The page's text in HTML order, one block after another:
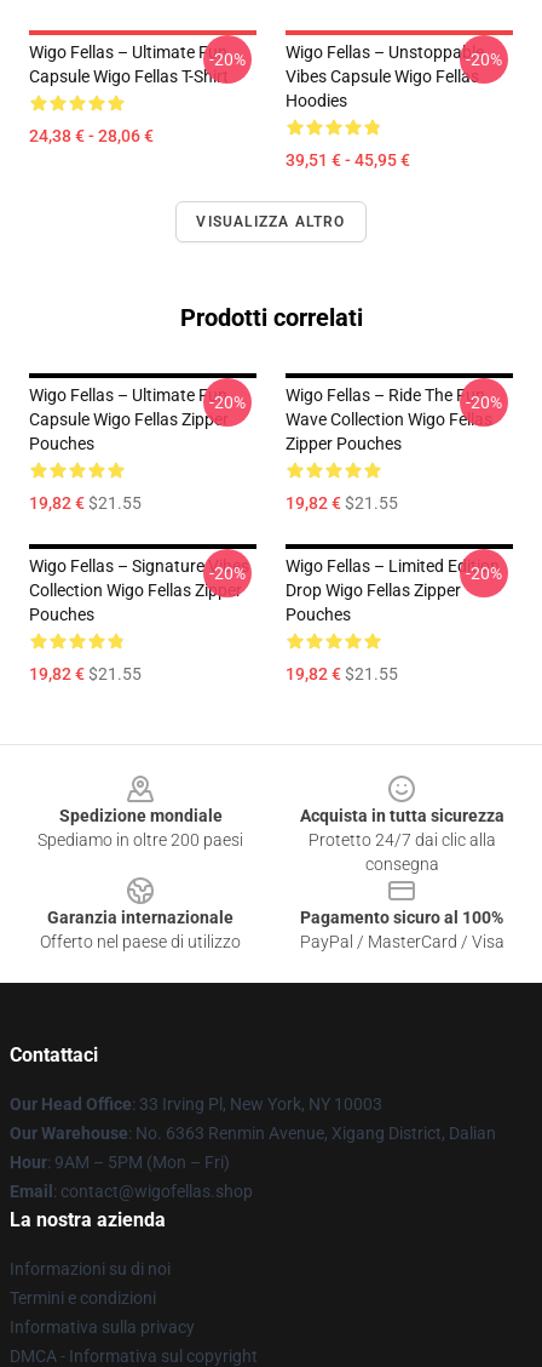
Wigo Fellas – Ultimate Fun
Capsule Wigo Fellas T-Shirt
24,38 € - 28,06 €
-20%
Wigo Fellas – Unstoppable
Vibes Capsule Wigo Fellas
Hoodies
39,51 € - 45,95 €
-20%
VISUALIZZA ALTRO
Prodotti correlati
Wigo Fellas – Ultimate Fun
Capsule Wigo Fellas Zipper
Pouches
19,82 €$21.55
-20%
Wigo Fellas – Ride The Fun
Wave Collection Wigo Fellas
Zipper Pouches
19,82 €$21.55
-20%
Wigo Fellas – Signature Vibes
Collection Wigo Fellas Zipper
Pouches
19,82 €$21.55
-20%
Wigo Fellas – Limited Edition
Drop Wigo Fellas Zipper
Pouches
19,82 €$21.55
-20%
Spedizione mondiale
Spediamo in oltre 200 paesi
Acquista in tutta sicurezza
Protetto 24/7 dai clic alla
consegna
Garanzia internazionale
Offerto nel paese di utilizzo
Pagamento sicuro al 100%
PayPal / MasterCard / Visa
Contattaci
Our Head Office: 33 Irving Pl, New York, NY 10003
Our Warehouse: No. 6363 Renmin Avenue, Xigang District, Dalian
Hour: 9AM – 5PM (Mon – Fri)
Email : contact@wigofellas.shop
La nostra azienda
Informazioni su di noi
Termini e condizioni
Informativa sulla privacy
DMCA - Informativa sul copyright